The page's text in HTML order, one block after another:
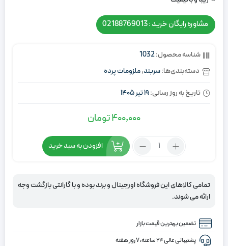
مشاوره رایگان خرید : 02188769013
شناسه محصول:1032
دسته‌بندی‌ها:سربند,ملزومات پرده
تاریخ به روز رسانی:19 تیر 1405
400,000تومان
تعداد:
پرده
نگین
افزودن به سبد خرید
تمامی کالاهای این فروشگاه اورجینال و برند بوده و با گارانتی بازگشت وجه
ارائه می شوند.
تضمین بهترین قیمت بازار
پشتیبانی عالی ۲۴ ساعته، ۷ روز هفته